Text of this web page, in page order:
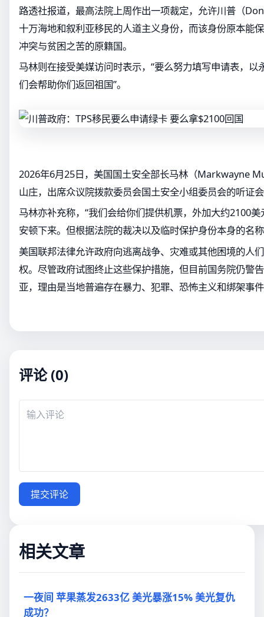
路透社报道，最高法院上周作出一项裁定，允许川普（
十万海地和叙利亚移民的人道主义身份，而该身份原本能
冲突与贫困之苦的原籍国。
马林则在接受美媒访问时表示，“要么努力填写申请表，以
们会帮助你们返回祖国”。
2026年6月25日，美国国土安全部长马林（Markwayne
山庄，出席众议院拨款委员会国土安全小组委员会的听证
马林亦补充称，“我们会给你们提供机票，外加大约2100
安顿下来。但根据法院的裁决以及临时保护身份本身的名
美国联邦法律允许政府向逃离战争、灾难或其他困境的人
权。尽管政府试图终止这些保护措施，但目前国务院仍警
亚，理由是当地普遍存在暴力、犯罪、恐怖主义和绑架事
评论 (0)
提交评论
相关文章
一夜间 苹果蒸发2633亿 美光暴涨15% 美光复仇
成功？